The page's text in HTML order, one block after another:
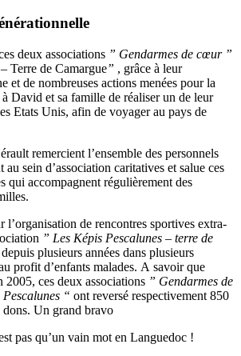
deux associations ” Gendarmes de cœur ”
– Terre de Camargue” , grâce à leur
et de nombreuses actions menées pour la
David et sa famille de réaliser un de leur
Etats Unis, afin de voyager au pays de
remercient l’ensemble des personnels
sein d’association caritatives et salue ces
qui accompagnent régulièrement des
l’organisation de rencontres sportives extra-
” Les Képis Pescalunes – terre de
plusieurs années dans plusieurs
profit d’enfants malades. A savoir que
2005, ces deux associations ” Gendarmes de
“ ont reversé respectivement 850
Un grand bravo
pas qu’un vain mot en Languedoc !